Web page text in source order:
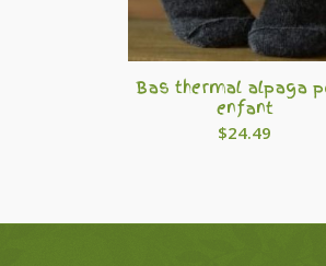
Bas thermal alpaga
enfant
$24.49